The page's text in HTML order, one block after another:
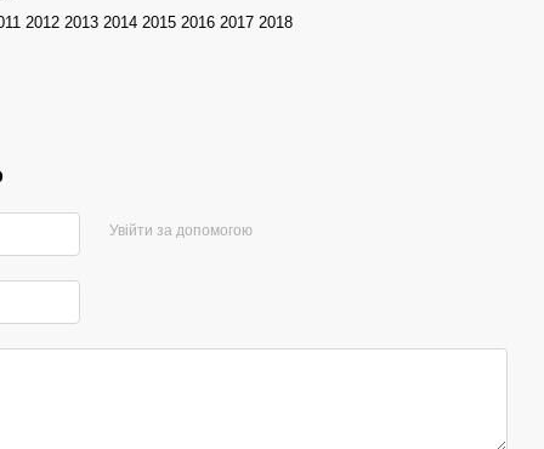
2012 2013 2014 2015 2016 2017 2018
Увійти за допомогою